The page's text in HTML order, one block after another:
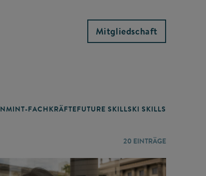
Mitgliedschaft
MINT-FACHKRÄFTEFUTURE SKILLSKI SKILLS
20 EINTRÄGE